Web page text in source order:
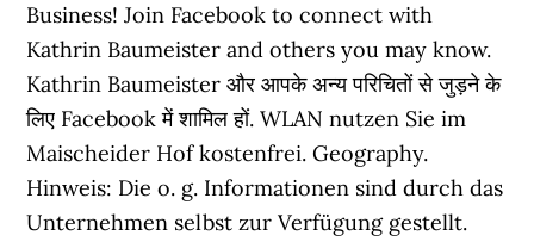
Business! Join Facebook to connect with
Kathrin Baumeister and others you may know.
Kathrin Baumeister और आपके अन्य परिचितों से जुड़ने के
लिए Facebook में शामिल हों. WLAN nutzen Sie im
Maischeider Hof kostenfrei. Geography.
Hinweis: Die o. g. Informationen sind durch das
Unternehmen selbst zur Verfügung gestellt.